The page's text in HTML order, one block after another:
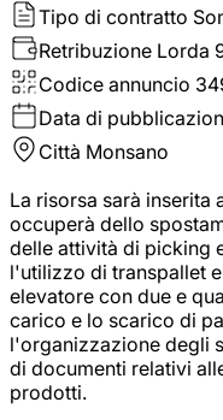
Tipo di contratto
Retribuzione Lorda
Codice annuncio
Data di
Città Monsano
La risorsa sarà inserita
occuperà dello
delle attività di picking
l'utilizzo di transpallet
elevatore con due e
carico e lo scarico di
l'organizzazione degli
di documenti relativi
prodotti.